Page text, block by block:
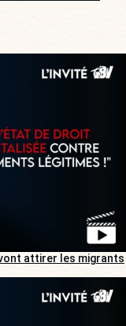
vont attirer les migrants